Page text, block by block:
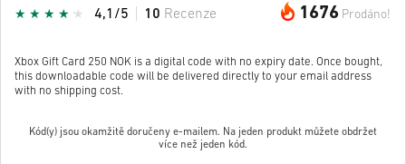
1676 Prodáno!
4,1/5 10 Recenze
Xbox Gift Card 250 NOK is a digital code with no expiry date. Once bought,
this downloadable code will be delivered directly to your email address
with no shipping cost.
Kód(y) jsou okamžitě doručeny e-mailem. Na jeden produkt můžete obdržet
více než jeden kód.